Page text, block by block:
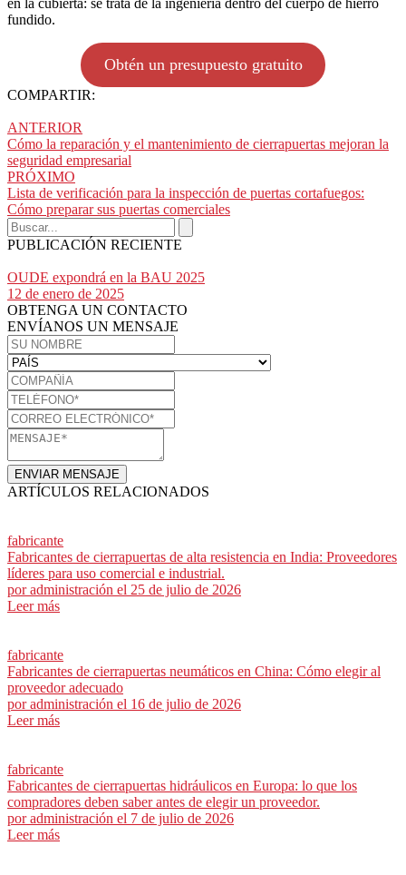
en la cubierta: se trata de la ingeniería dentro del cuerpo de hierro
fundido.
Obtén un presupuesto gratuito
COMPARTIR:
ANTERIOR
Cómo la reparación y el mantenimiento de cierrapuertas mejoran la
seguridad empresarial
PRÓXIMO
Lista de verificación para la inspección de puertas cortafuegos:
Cómo preparar sus puertas comerciales
PUBLICACIÓN RECIENTE
OUDE expondrá en la BAU 2025
12 de enero de 2025
OBTENGA UN CONTACTO
ENVÍANOS UN MENSAJE
ENVIAR MENSAJE
ARTÍCULOS RELACIONADOS
fabricante
Fabricantes de cierrapuertas de alta resistencia en India: Proveedores
líderes para uso comercial e industrial.
poradministración el 25 de julio de 2026
Leer más
fabricante
Fabricantes de cierrapuertas neumáticos en China: Cómo elegir al
proveedor adecuado
poradministración el 16 de julio de 2026
Leer más
fabricante
Fabricantes de cierrapuertas hidráulicos en Europa: lo que los
compradores deben saber antes de elegir un proveedor.
poradministración el 7 de julio de 2026
Leer más